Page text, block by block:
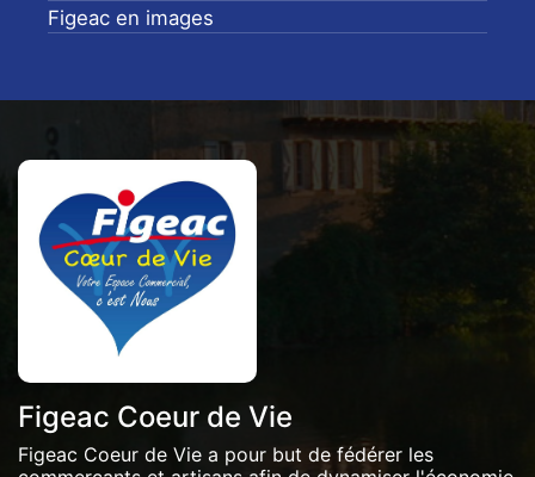
Figeac en images
Figeac Coeur de Vie
Figeac Coeur de Vie a pour but de fédérer les